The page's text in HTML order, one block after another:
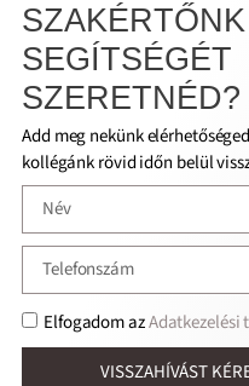
a 20×20 cm-es méret
elérni
elérhetőséged, és
időn belül visszahív!
azAdatkezelési tájékoztatót.
VISSZAHÍVÁST KÉREK